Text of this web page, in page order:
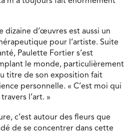
dizaine d’œuvres est aussi un
pour l’artiste. Suite
Paulette Fortier s’est
le monde, particulièrement
titre de son exposition fait
personnelle. « C’est moi qui
l’art. »
c’est autour des fleurs que
de se concentrer dans cette